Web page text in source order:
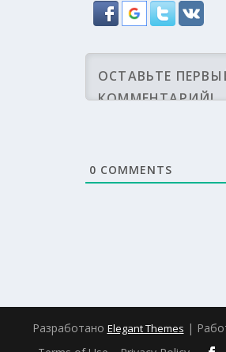
0 COMMENTS
Разработано Elegant Themes |